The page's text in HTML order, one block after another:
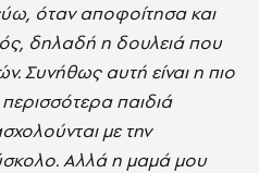
όταν αποφοίτησα και
δηλαδή η δουλειά που
Συνήθως αυτή είναι η πιο
παιδιά
με την
Αλλά η μαμά μου